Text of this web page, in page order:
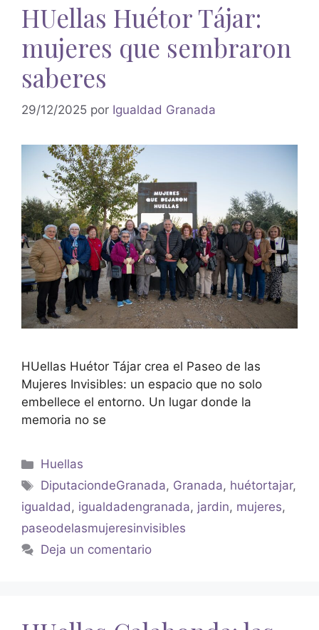
HUellas Huétor Tájar:
mujeres que sembraron
saberes
29/12/2025 por Igualdad Granada
HUellas Huétor Tájar crea el Paseo de las
Mujeres Invisibles: un espacio que no solo
embellece el entorno. Un lugar donde la
memoria no se
Huellas
DiputaciondeGranada, Granada, huétortajar,
igualdad, igualdadengranada, jardin, mujeres,
paseodelasmujeresinvisibles
Deja un comentario